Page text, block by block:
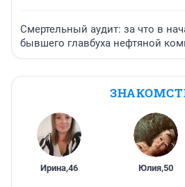
Смертельный аудит: за что в
бывшего главбуха нефтяной
Ирина,46 Юлия,50